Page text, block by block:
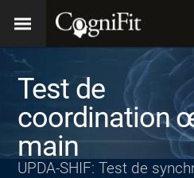
Test de
coordination
main
UPDA-SHIF: Test de